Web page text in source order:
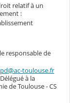
relatif à un
:
responsable de
toulouse.fr
à la
de Toulouse - CS